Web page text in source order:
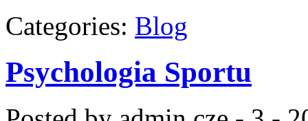
Categories: Blog
Psychologia Sportu